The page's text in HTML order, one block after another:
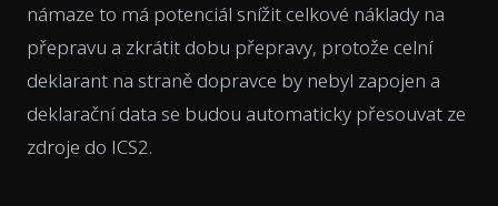
námaze to má potenciál snížit celkové náklady na
přepravu a zkrátit dobu přepravy, protože celní
deklarant na straně dopravce by nebyl zapojen a
deklarační data se budou automaticky přesouvat ze
zdroje do ICS2.